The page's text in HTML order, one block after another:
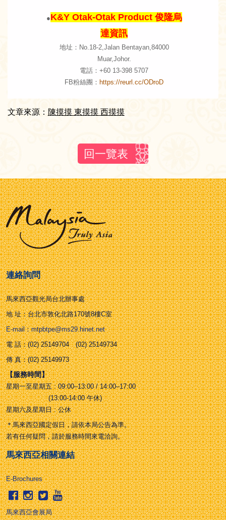
●K&Y Otak-Otak Product 俊隆烏
達資訊
地址：No.18-2,Jalan Bentayan,84000
Muar,Johor.
電話：+60 13-398 5707
FB粉絲團： https://reurl.cc/ODroD
文章來源： 陳摸摸 東摸摸 西摸摸
回一覽表
連絡詢問
馬來西亞觀光局台北辦事處
地 址：台北市敦化北路170號8樓C室
E-mail：mtpbtpe@ms29.hinet.net
電 話：(02) 25149704 (02) 25149734
傳 真：(02) 25149973
【服務時間】
星期一至星期五 : 09:00–13:00 / 14:00–17:00
(13:00-14:00 午休)
星期六及星期日 : 公休
＊馬來西亞國定假日，請依本局公告為準。
若有任何疑問，請於服務時間來電洽詢。
馬來西亞相關連結
E-Brochures
馬來西亞會展局